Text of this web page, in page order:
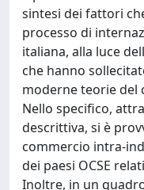
sintesi dei fattori
processo di
italiana, alla luce
che hanno
moderne teorie del
Nello specifico,
descrittiva, si è
commercio intra-
dei paesi OCSE
Inoltre, in un